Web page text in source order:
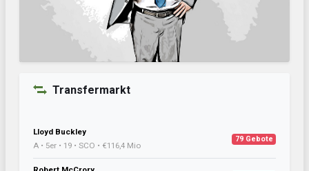
Transfermarkt
Lloyd Buckley
A • 5er • 19 • SCO • €116,4 Mio
79 Gebote